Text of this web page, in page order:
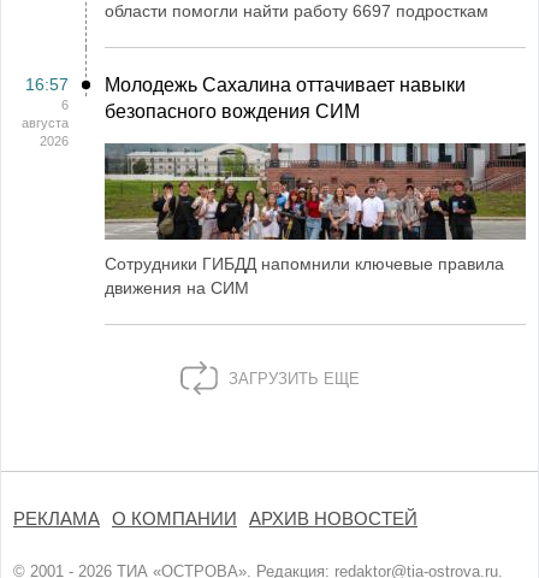
области помогли найти работу 6697 подросткам
16:57
6
августа
2026
Молодежь Сахалина оттачивает навыки
безопасного вождения СИМ
Сотрудники ГИБДД напомнили ключевые правила
движения на СИМ
ЗАГРУЗИТЬ ЕЩЕ
РЕКЛАМА О КОМПАНИИ АРХИВ НОВОСТЕЙ
© 2001 - 2026 ТИА «ОСТРОВА». Редакция: redaktor@tia-ostrova.ru.